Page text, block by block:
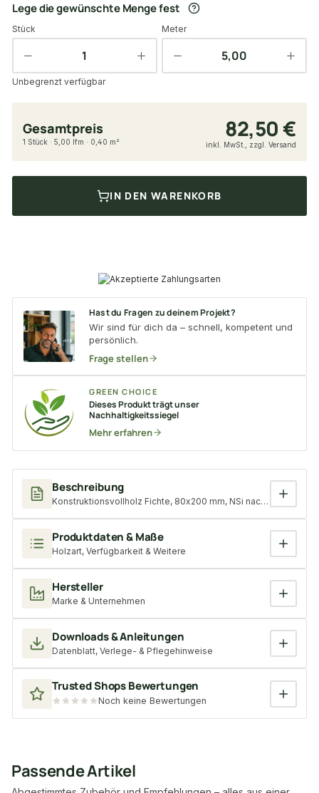
Beschreibung
Konstruktionsvollholz Fichte, 80x200 mm, NSi nach DIN 4074,
Produktdaten & Maße
Holzart, Verfügbarkeit & Weitere
Hersteller
Marke & Unternehmen
Downloads & Anleitungen
Datenblatt, Verlege- & Pflegehinweise
Trusted Shops Bewertungen
Noch keine Bewertungen
Lege die gewünschte Menge fest
Stück Meter
Unbegrenzt verfügbar
Gesamtpreis 82,50 €
1 Stück · 5,00 lfm · 0,40 m² inkl. MwSt., zzgl. Versand
IN DEN WARENKORB
Hast du Fragen zu deinem Projekt?
Wir sind für dich da – schnell, kompetent und
persönlich.
Frage stellen
GREEN CHOICE
Dieses Produkt trägt unser
Nachhaltigkeitssiegel
Mehr erfahren
Passende Artikel